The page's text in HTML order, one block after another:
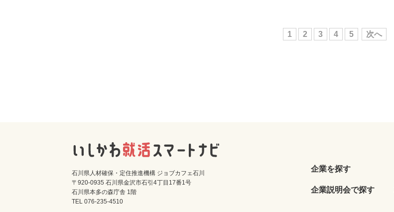
1 2 3 4 5 次へ
石川県人材確保・定住推進機構 ジョブカフェ石川
〒920-0935 石川県金沢市石引4丁目17番1号
石川県本多の森庁舎 1階
TEL 076-235-4510
企業を探す
企業説明会で探す